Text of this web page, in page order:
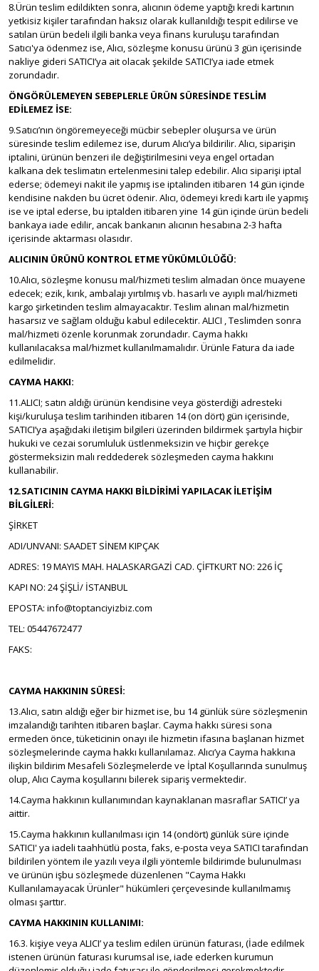
8.Ürün teslim edildikten sonra, alıcının ödeme yaptığı kredi kartının
yetkisiz kişiler tarafından haksız olarak kullanıldığı tespit edilirse ve
satılan ürün bedeli ilgili banka veya finans kuruluşu tarafından
Satıcı'ya ödenmez ise, Alıcı, sözleşme konusu ürünü 3 gün içerisinde
nakliye gideri SATICI’ya ait olacak şekilde SATICI’ya iade etmek
zorundadır.
ÖNGÖRÜLEMEYEN SEBEPLERLE ÜRÜN SÜRESİNDE TESLİM
EDİLEMEZ İSE:
9.Satıcı’nın öngöremeyeceği mücbir sebepler oluşursa ve ürün
süresinde teslim edilemez ise, durum Alıcı’ya bildirilir. Alıcı, siparişin
iptalini, ürünün benzeri ile değiştirilmesini veya engel ortadan
kalkana dek teslimatın ertelenmesini talep edebilir. Alıcı siparişi iptal
ederse; ödemeyi nakit ile yapmış ise iptalinden itibaren 14 gün içinde
kendisine nakden bu ücret ödenir. Alıcı, ödemeyi kredi kartı ile yapmış
ise ve iptal ederse, bu iptalden itibaren yine 14 gün içinde ürün bedeli
bankaya iade edilir, ancak bankanın alıcının hesabına 2-3 hafta
içerisinde aktarması olasıdır.
ALICININ ÜRÜNÜ KONTROL ETME YÜKÜMLÜLÜĞÜ:
10.Alıcı, sözleşme konusu mal/hizmeti teslim almadan önce muayene
edecek; ezik, kırık, ambalajı yırtılmış vb. hasarlı ve ayıplı mal/hizmeti
kargo şirketinden teslim almayacaktır. Teslim alınan mal/hizmetin
hasarsız ve sağlam olduğu kabul edilecektir. ALICI , Teslimden sonra
mal/hizmeti özenle korunmak zorundadır. Cayma hakkı
kullanılacaksa mal/hizmet kullanılmamalıdır. Ürünle Fatura da iade
edilmelidir.
CAYMA HAKKI:
11.ALICI; satın aldığı ürünün kendisine veya gösterdiği adresteki
kişi/kuruluşa teslim tarihinden itibaren 14 (on dört) gün içerisinde,
SATICI’ya aşağıdaki iletişim bilgileri üzerinden bildirmek şartıyla hiçbir
hukuki ve cezai sorumluluk üstlenmeksizin ve hiçbir gerekçe
göstermeksizin malı reddederek sözleşmeden cayma hakkını
kullanabilir.
12.SATICININ CAYMA HAKKI BİLDİRİMİ YAPILACAK İLETİŞİM
BİLGİLERİ:
ŞİRKET
ADI/UNVANI: SAADET SİNEM KIPÇAK
ADRES: 19 MAYIS MAH. HALASKARGAZİ CAD. ÇİFTKURT NO: 226 İÇ
KAPI NO: 24 ŞİŞLİ/ İSTANBUL
EPOSTA: info@toptanciyizbiz.com
TEL: 05447672477
FAKS:
CAYMA HAKKININ SÜRESİ:
13.Alıcı, satın aldığı eğer bir hizmet ise, bu 14 günlük süre sözleşmenin
imzalandığı tarihten itibaren başlar. Cayma hakkı süresi sona
ermeden önce, tüketicinin onayı ile hizmetin ifasına başlanan hizmet
sözleşmelerinde cayma hakkı kullanılamaz. Alıcı’ya Cayma hakkına
ilişkin bildirim Mesafeli Sözleşmelerde ve İptal Koşullarında sunulmuş
olup, Alıcı Cayma koşullarını bilerek sipariş vermektedir.
14.Cayma hakkının kullanımından kaynaklanan masraflar SATICI’ ya
aittir.
15.Cayma hakkının kullanılması için 14 (ondört) günlük süre içinde
SATICI' ya iadeli taahhütlü posta, faks, e-posta veya SATICI tarafından
bildirilen yöntem ile yazılı veya ilgili yöntemle bildirimde bulunulması
ve ürünün işbu sözleşmede düzenlenen "Cayma Hakkı
Kullanılamayacak Ürünler" hükümleri çerçevesinde kullanılmamış
olması şarttır.
CAYMA HAKKININ KULLANIMI:
16.3. kişiye veya ALICI’ ya teslim edilen ürünün faturası, (İade edilmek
istenen ürünün faturası kurumsal ise, iade ederken kurumun